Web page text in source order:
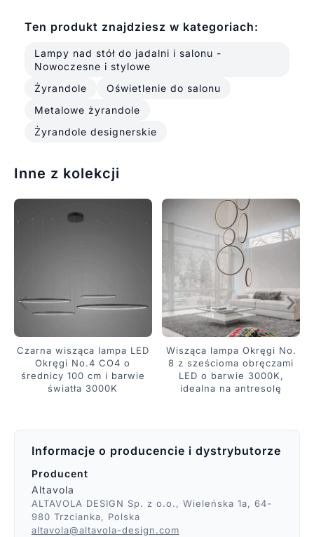
Ten produkt znajdziesz w kategoriach:
Lampy nad stół do jadalni i salonu -
Nowoczesne i stylowe
Żyrandole
Oświetlenie do salonu
Metalowe żyrandole
Żyrandole designerskie
Inne z kolekcji
Czarna wisząca lampa LED
Okręgi No.4 CO4 o
średnicy 100 cm i barwie
światła 3000K
Wisząca lampa Okręgi No.
8 z sześcioma obręczami
LED o barwie 3000K,
idealna na antresolę
Informacje o producencie i dystrybutorze
Producent
Altavola
ALTAVOLA DESIGN Sp. z o.o., Wieleńska 1a, 64-
980 Trzcianka, Polska
altavola@altavola-design.com